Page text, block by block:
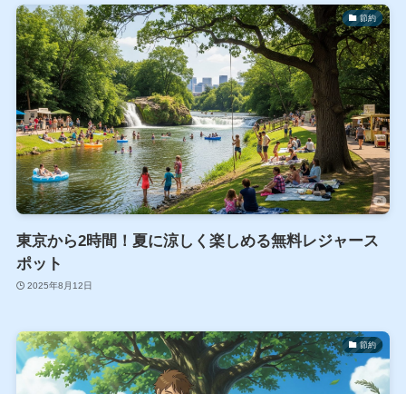
節約
東京から2時間！夏に涼しく楽しめる無料レジャース
ポット
2025年8月12日
節約